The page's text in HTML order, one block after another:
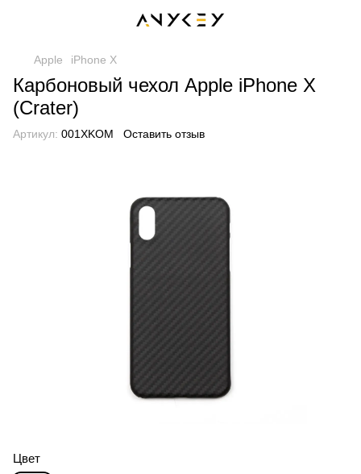
Apple iPhone X
Карбоновый чехол Apple iPhone X
(Crater)
Артикул: 001XKOM Оставить отзыв
Цвет